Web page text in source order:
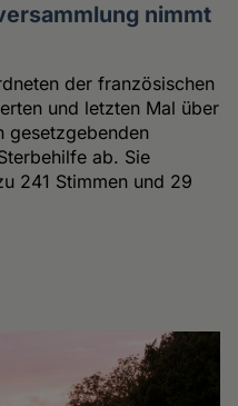
nimmt
der französischen
und letzten Mal über
gesetzgebenden
ab. Sie
241 Stimmen und 29